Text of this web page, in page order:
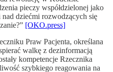
pieczy współdzielonej jako
dziećmi rozwodzących się
[OKO.press]
Praw Pacjenta, określana
walkę z dezinformacją
kompetencje Rzecznika
szybkiego reagowania na